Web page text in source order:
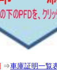
⇒車庫証明一覧